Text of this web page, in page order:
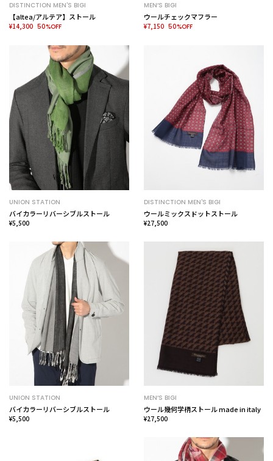
DISTINCTION MEN'S BIGI
【altea/アルテア】ストール
¥14,300 50%OFF
MEN’S BIGI
ウールチェックマフラー
¥7,150 50%OFF
UNION STATION
バイカラーリバーシブルストール
¥5,500
DISTINCTION MEN'S BIGI
ウールミックスドットストール
¥27,500
UNION STATION
バイカラーリバーシブルストール
¥5,500
MEN’S BIGI
ウール幾何学柄ストール made in italy
¥27,500